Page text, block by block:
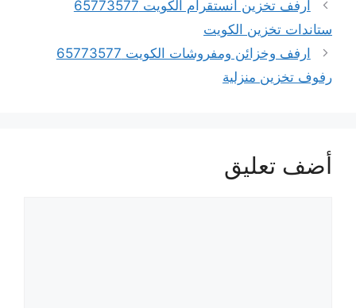
ارفف تخزين انستقرام الكويت 65773577
ستاندات تخزين الكويت
ارفف وخزائن ومفروشات الكويت 65773577
رفوف تخزين منزلية
أضف تعليق